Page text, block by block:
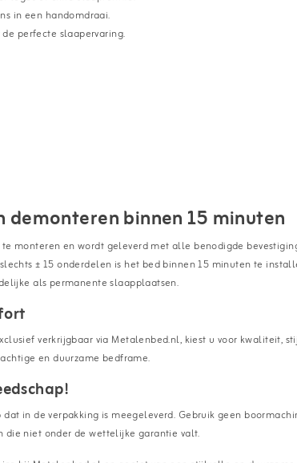
in een handomdraai.
perfecte slaapervaring.
binnen 15 minuten
monteren en wordt geleverd met alle benodigde
± 15 onderdelen is het bed binnen 15 minuten te
als permanente slaapplaatsen.
verkrijgbaar via Metalenbed.nl, kiest u voor kwaliteit,
en duurzame bedframe.
in de verpakking is meegeleverd. Gebruik geen
die niet onder de wettelijke garantie valt.